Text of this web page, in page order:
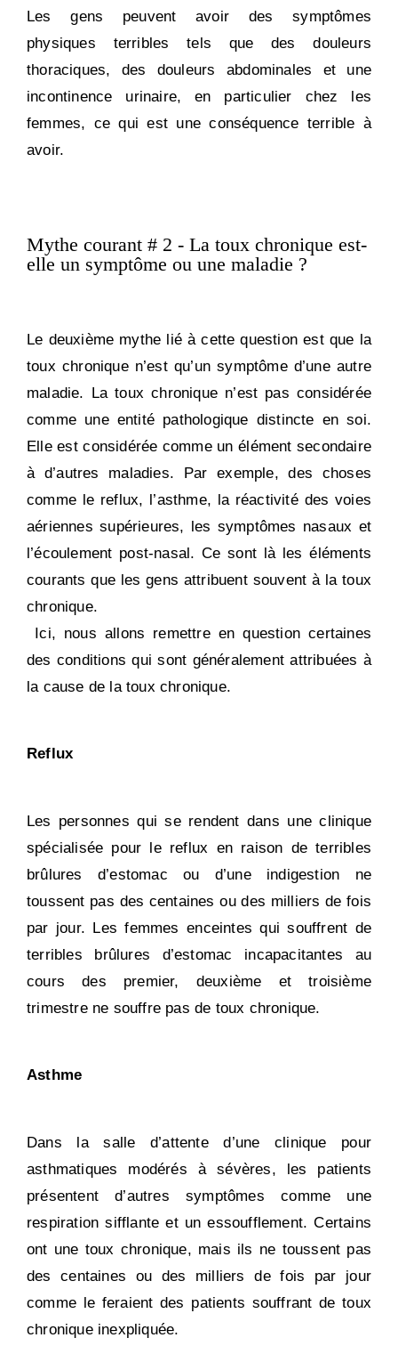
Les gens peuvent avoir des symptômes
physiques terribles tels que des douleurs
thoraciques, des douleurs abdominales et une
incontinence urinaire, en particulier chez les
femmes, ce qui est une conséquence terrible à
avoir.
Mythe courant # 2 - La toux chronique est-
elle un symptôme ou une maladie ?
Le deuxième mythe lié à cette question est que la
toux chronique n’est qu’un symptôme d’une autre
maladie. La toux chronique n’est pas considérée
comme une entité pathologique distincte en soi.
Elle est considérée comme un élément secondaire
à d’autres maladies. Par exemple, des choses
comme le reflux, l’asthme, la réactivité des voies
aériennes supérieures, les symptômes nasaux et
l’écoulement post-nasal. Ce sont là les éléments
courants que les gens attribuent souvent à la toux
chronique.
Ici, nous allons remettre en question certaines
des conditions qui sont généralement attribuées à
la cause de la toux chronique.
Reflux
Les personnes qui se rendent dans une clinique
spécialisée pour le reflux en raison de terribles
brûlures d’estomac ou d’une indigestion ne
toussent pas des centaines ou des milliers de fois
par jour. Les femmes enceintes qui souffrent de
terribles brûlures d’estomac incapacitantes au
cours des premier, deuxième et troisième
trimestre ne souffre pas de toux chronique.
Asthme
Dans la salle d’attente d’une clinique pour
asthmatiques modérés à sévères, les patients
présentent d’autres symptômes comme une
respiration sifflante et un essoufflement. Certains
ont une toux chronique, mais ils ne toussent pas
des centaines ou des milliers de fois par jour
comme le feraient des patients souffrant de toux
chronique inexpliquée.